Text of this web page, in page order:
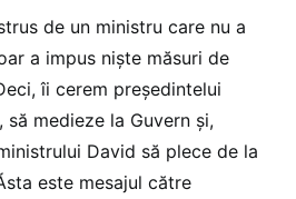
de un ministru care nu a
a impus niște măsuri de
îi cerem președintelui
să medieze la Guvern și,
David să plece de la
este mesajul către